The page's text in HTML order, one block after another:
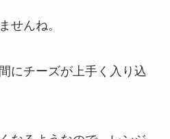
せんね。
にチーズが上手く入り込